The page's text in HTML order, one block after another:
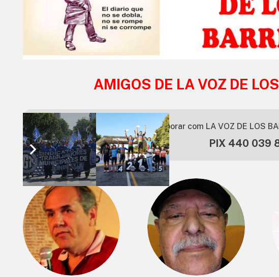
AMIGOS DE LA VOZ DE
Você pode colaborar com LA VOZ DE LOS
PIX 440 039